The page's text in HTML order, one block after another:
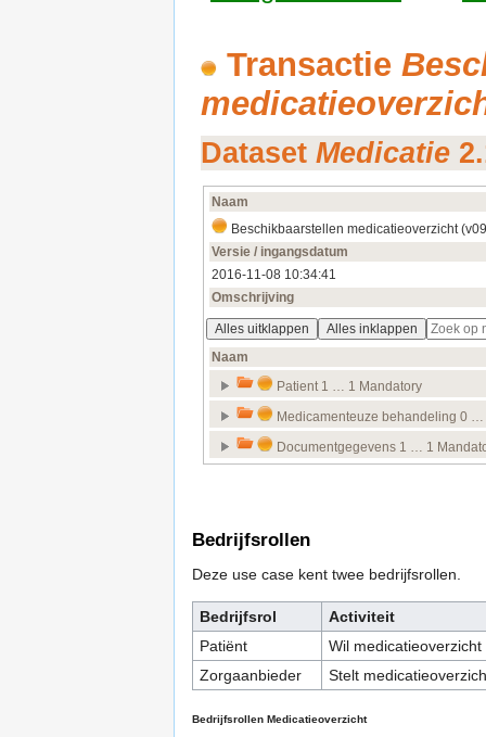
Bedrijfsrollen
Deze use case kent twee bedrijfsrollen.
Bedrijfsrol
Activiteit
Patiënt
Wil
Zorgaanbieder
Stelt
Bedrijfsrollen Medicatieoverzicht